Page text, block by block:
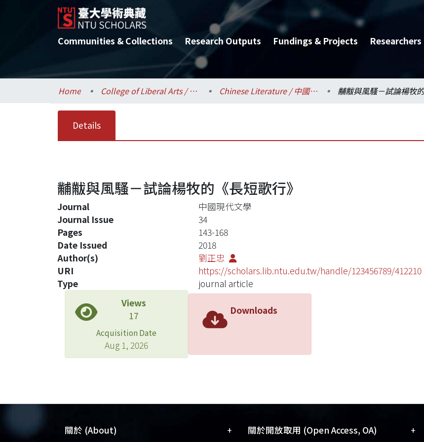
Communities & Collections Research Outputs Fundings & Projects Researchers
Home College of Liberal Arts / 文學院 Chinese Literature / 中國文學系
Details
黼黻與風騷－試論楊牧的《長短歌行》
Journal
中國現代文學
Journal Issue
34
Pages
143-168
Date Issued
2018
Author(s)
劉正忠
URI
https://scholars.lib.ntu.edu.tw/handle/123456789/412210
Type
journal article
Views
17
Acquisition Date
Aug 1, 2026
Downloads
關於 (About) + 關於開放取用 (Open Access, OA) +